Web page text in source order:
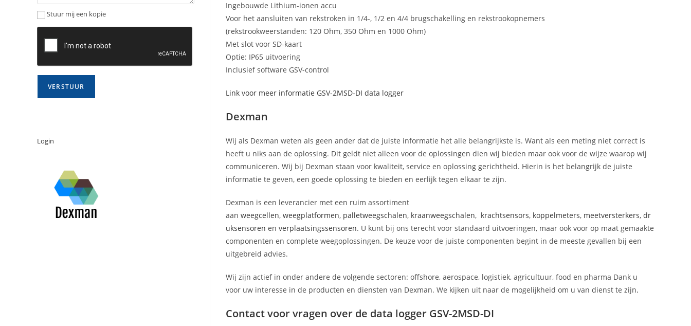
Ingebouwde Lithium-ionen accu
Voor het aansluiten van rekstroken in 1/4-, 1/2 en 4/4 brugschakelling en rekstrookopnemers
(rekstrookweerstanden: 120 Ohm, 350 Ohm en 1000 Ohm)
Met slot voor SD-kaart
Optie: IP65 uitvoering
Inclusief software GSV-control
Link voor meer informatie GSV-2MSD-DI data logger
Dexman
Wij als Dexman weten als geen ander dat de juiste informatie het alle belangrijkste is. Want als een meting niet correct is
heeft u niks aan de oplossing. Dit geldt niet alleen voor de oplossingen dien wij bieden maar ook voor de wijze waarop wij
communiceren. Wij bij Dexman staan voor kwaliteit, service en oplossing gerichtheid. Hierin is het belangrijk de juiste
informatie te geven, een goede oplossing te bieden en eerlijk tegen elkaar te zijn.
Dexman is een leverancier met een ruim assortiment
aan weegcellen, weegplatformen, palletweegschalen, kraanweegschalen, krachtsensors, koppelmeters, meetversterkers, dr
uksensoren en verplaatsingssensoren. U kunt bij ons terecht voor standaard uitvoeringen, maar ook voor op maat gemaakte
componenten en complete weegoplossingen. De keuze voor de juiste componenten begint in de meeste gevallen bij een
uitgebreid advies.
Wij zijn actief in onder andere de volgende sectoren: offshore, aerospace, logistiek, agricultuur, food en pharma Dank u
voor uw interesse in de producten en diensten van Dexman. We kijken uit naar de mogelijkheid om u van dienst te zijn.
Contact voor vragen over de data logger GSV-2MSD-DI
Stuur mij een kopie
Login